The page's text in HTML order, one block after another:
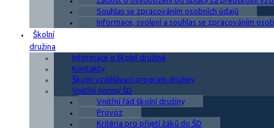
Souhlas se zpracováním osobních údajů
Informace, svolení a souhlas se zpracováním
Školní
družina
Informace o školní družině
Kontakty
Školní vzdělávací program družiny
Vnitřní normy ŠD
Vnitřní řád školní družiny
Provoz
Kritéria pro přijetí žáků do ŠD